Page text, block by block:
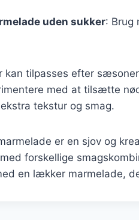
uden sukker: Brug
kan tilpasses efter
med at tilsætte
tekstur og smag.
er en sjov og
forskellige
en lækker marmelade,